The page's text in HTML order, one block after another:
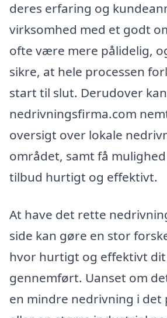
deres erfaring og
virksomhed med et godt
ofte være mere pålidelig,
sikre, at hele processen
start til slut. Derudover
nedrivningsfirma.com
oversigt over lokale
området, samt få
tilbud hurtigt og effektivt.
At have det rette
side kan gøre en stor
hvor hurtigt og effektivt
gennemført. Uanset om
en mindre nedrivning i det